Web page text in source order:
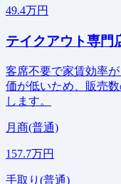
49.4万円
テイクアウト専門
客席不要で家賃効率
価が低いため、販売
します。
月商(普通)
157.7万円
手取り(普通)